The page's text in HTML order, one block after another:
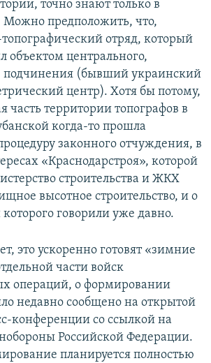
точно знают только в
предположить, что,
отряд, который
объектом центрального,
подчинения (бывший украинский
центр). Хотя бы потому,
часть территории топографов в
когда-то прошла
законного отчуждения, в
«Краснодарстроя», которой
строительства и ЖКХ
высотное строительство, и о
говорили уже давно.
это ускоренно готовят «зимние
части войск
операций, о формировании
недавно сообщено на открытой
конференции со ссылкой на
Российской Федерации.
планируется полностью